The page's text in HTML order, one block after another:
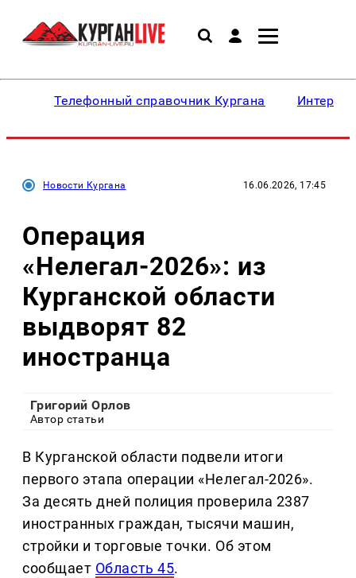
Телефонный справочник Кургана
Новости Кургана 16.06.2026, 17:45
Операция
«Нелегал-2026»: из
Курганской области
выдворят 82
иностранца
Григорий Орлов
Автор статьи
В Курганской области подвели итоги
первого этапа операции «Нелегал-2026».
За десять дней полиция проверила 2387
иностранных граждан, тысячи машин,
стройки и торговые точки. Об этом
сообщает Область 45.